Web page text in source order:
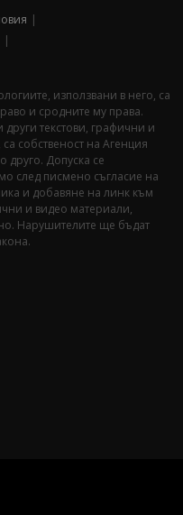
използвани в него, са
и сродните му права.
текстови, графични и
собственост на Агенция
друго. Допуска се
след писмено съгласие на
и добавяне на линк към
и видео материали,
Нарушителите ще бъдат